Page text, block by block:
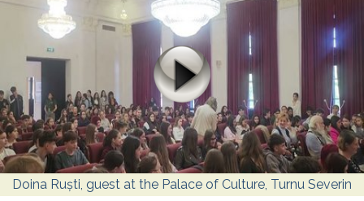
Doina Ruști, guest at the Palace of Culture, Turnu Severin